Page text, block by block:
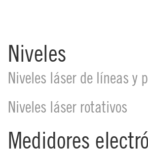
Niveles
Niveles láser de líneas y
Niveles láser rotativos
Medidores